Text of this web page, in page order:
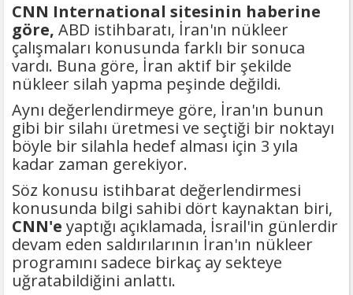
CNN International sitesinin haberine
göre, ABD istihbaratı, İran'ın nükleer
çalışmaları konusunda farklı bir sonuca
vardı. Buna göre, İran aktif bir şekilde
nükleer silah yapma peşinde değildi.
Aynı değerlendirmeye göre, İran'ın bunun
gibi bir silahı üretmesi ve seçtiği bir noktayı
böyle bir silahla hedef alması için 3 yıla
kadar zaman gerekiyor.
Söz konusu istihbarat değerlendirmesi
konusunda bilgi sahibi dört kaynaktan biri,
CNN'e yaptığı açıklamada, İsrail'in günlerdir
devam eden saldırılarının İran'ın nükleer
programını sadece birkaç ay sekteye
uğratabildiğini anlattı.